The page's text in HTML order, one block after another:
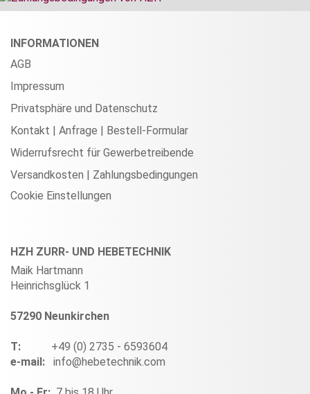
INFORMATIONEN
AGB
Impressum
Privatsphäre und Datenschutz
Kontakt | Anfrage | Bestell-Formular
Widerrufsrecht für Gewerbetreibende
Versandkosten | Zahlungsbedingungen
Cookie Einstellungen
HZH ZURR- UND HEBETECHNIK
Maik Hartmann
Heinrichsglück 1
57290 Neunkirchen
T: +49 (0) 2735 - 6593604
e-mail: info@hebetechnik.com